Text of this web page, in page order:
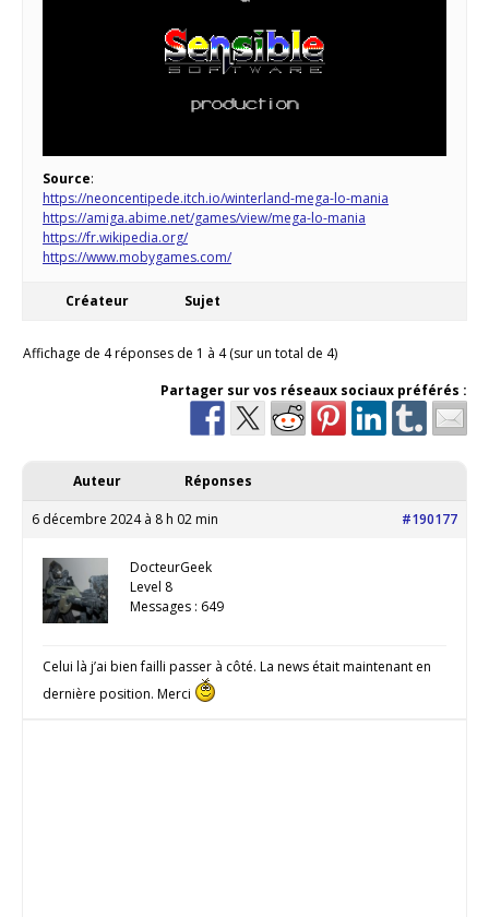
Source:
https://neoncentipede.itch.io/winterland-mega-lo-mania
https://amiga.abime.net/games/view/mega-lo-mania
https://fr.wikipedia.org/
https://www.mobygames.com/
Créateur Sujet
Affichage de 4 réponses de 1 à 4 (sur un total de 4)
Partager sur vos réseaux sociaux préférés :
Auteur Réponses
6 décembre 2024 à 8 h 02 min #190177
DocteurGeek
Level 8
Messages : 649
Celui là j’ai bien failli passer à côté. La news était maintenant en
dernière position. Merci